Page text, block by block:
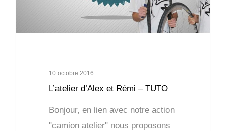
10 octobre 2016
L’atelier d’Alex et Rémi – TUTO
Bonjour, en lien avec notre action
"camion atelier" nous proposons